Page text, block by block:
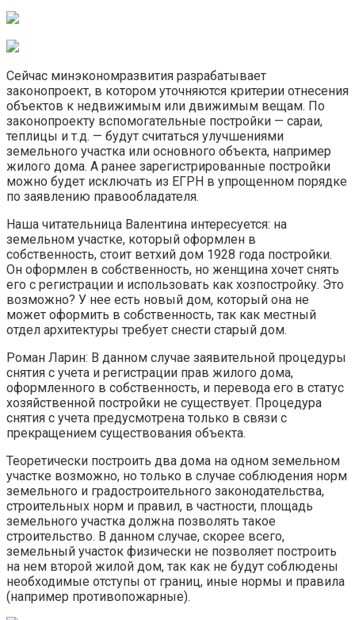
Сейчас минэкономразвития разрабатывает
законопроект, в котором уточняются критерии отнесения
объектов к недвижимым или движимым вещам. По
законопроекту вспомогательные постройки — сараи,
теплицы и т.д. — будут считаться улучшениями
земельного участка или основного объекта, например
жилого дома. А ранее зарегистрированные постройки
можно будет исключать из ЕГРН в упрощенном порядке
по заявлению правообладателя.
Наша читательница Валентина интересуется: на
земельном участке, который оформлен в
собственность, стоит ветхий дом 1928 года постройки.
Он оформлен в собственность, но женщина хочет снять
его с регистрации и использовать как хозпостройку. Это
возможно? У нее есть новый дом, который она не
может оформить в собственность, так как местный
отдел архитектуры требует снести старый дом.
Роман Ларин: В данном случае заявительной процедуры
снятия с учета и регистрации прав жилого дома,
оформленного в собственность, и перевода его в статус
хозяйственной постройки не существует. Процедура
снятия с учета предусмотрена только в связи с
прекращением существования объекта.
Теоретически построить два дома на одном земельном
участке возможно, но только в случае соблюдения норм
земельного и градостроительного законодательства,
строительных норм и правил, в частности, площадь
земельного участка должна позволять такое
строительство. В данном случае, скорее всего,
земельный участок физически не позволяет построить
на нем второй жилой дом, так как не будут соблюдены
необходимые отступы от границ, иные нормы и правила
(например противопожарные).